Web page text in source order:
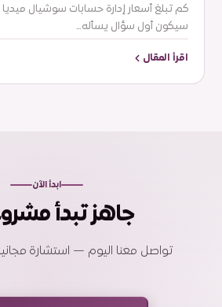
كم تبلغ أسعار إدارة حسابات سوشيال ميديا
سيكون أول سؤال يسأله…
اقرأ المقال
ابدأ الآن
جاهز تبدأ
تواصل معنا اليوم — استشارة